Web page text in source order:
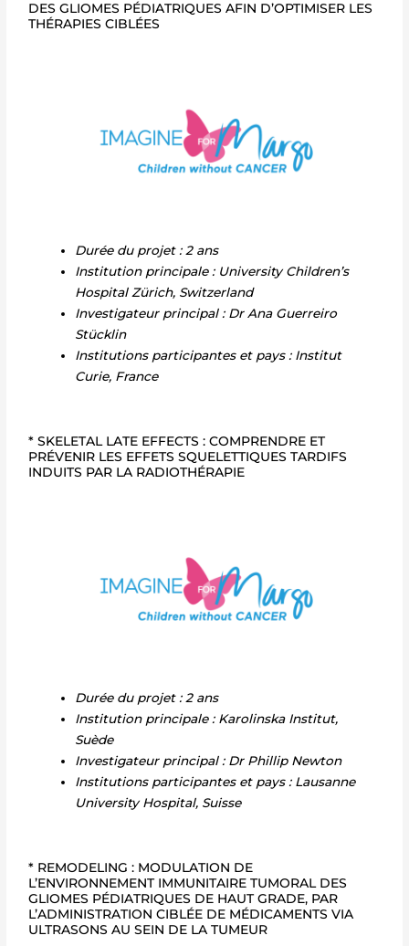
DES GLIOMES PÉDIATRIQUES AFIN D’OPTIMISER LES
THÉRAPIES CIBLÉES
Durée du projet : 2 ans
Institution principale : University Children’s
Hospital Zürich, Switzerland
Investigateur principal : Dr Ana Guerreiro
Stücklin
Institutions participantes et pays : Institut
Curie, France
* SKELETAL LATE EFFECTS : COMPRENDRE ET
PRÉVENIR LES EFFETS SQUELETTIQUES TARDIFS
INDUITS PAR LA RADIOTHÉRAPIE
Durée du projet : 2 ans
Institution principale : Karolinska Institut,
Suède
Investigateur principal : Dr Phillip Newton
Institutions participantes et pays : Lausanne
University Hospital, Suisse
* REMODELING : MODULATION DE
L’ENVIRONNEMENT IMMUNITAIRE TUMORAL DES
GLIOMES PÉDIATRIQUES DE HAUT GRADE, PAR
L’ADMINISTRATION CIBLÉE DE MÉDICAMENTS VIA
ULTRASONS AU SEIN DE LA TUMEUR